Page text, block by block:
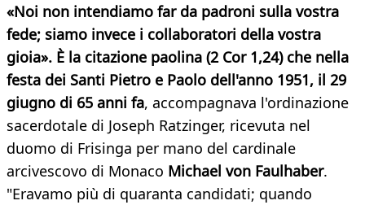
«Noi non intendiamo far da padroni sulla vostra
fede; siamo invece i collaboratori della vostra
gioia». È la citazione paolina (2 Cor 1,24) che nella
festa dei Santi Pietro e Paolo dell'anno 1951, il 29
giugno di 65 anni fa, accompagnava l'ordinazione
sacerdotale di Joseph Ratzinger, ricevuta nel
duomo di Frisinga per mano del cardinale
arcivescovo di Monaco Michael von Faulhaber.
"Eravamo più di quaranta candidati; quando